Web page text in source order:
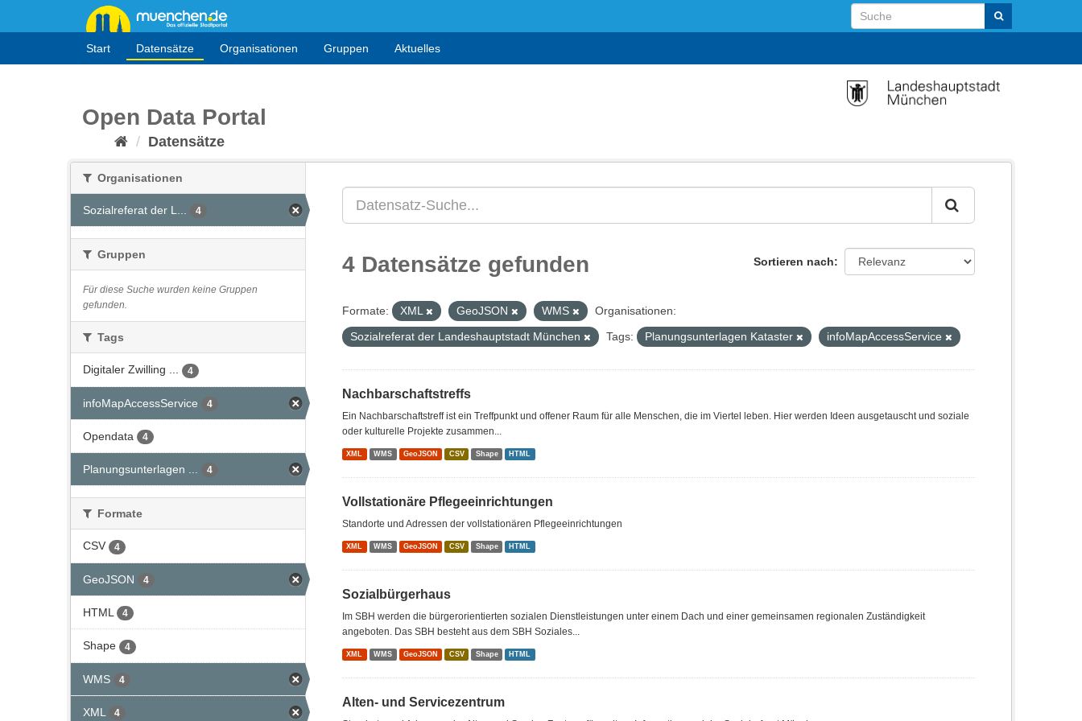
Start Datensätze Organisationen Gruppen Aktuelles
Open Data Portal
Datensätze
Organisationen
Sozialreferat der L... 4
Gruppen
Für diese Suche wurden keine Gruppen
gefunden.
Tags
Digitaler Zwilling ... 4
infoMapAccessService 4
Opendata 4
Planungsunterlagen ... 4
Formate
CSV 4
GeoJSON 4
HTML 4
Shape 4
WMS 4
XML 4
Sortieren nach
4 Datensätze gefunden
Formate: XML GeoJSON WMS
Organisationen:
Sozialreferat der Landeshauptstadt München
Tags: Planungsunterlagen Kataster infoMapAccessService
Nachbarschaftstreffs
Ein Nachbarschaftstreff ist ein Treffpunkt und offener Raum für alle Menschen, die im Viertel leben. Hier werden Ideen ausgetauscht und soziale
oder kulturelle Projekte zusammen...
XML WMS GeoJSON CSV Shape HTML
Vollstationäre Pflegeeinrichtungen
Standorte und Adressen der vollstationären Pflegeeinrichtungen
XML WMS GeoJSON CSV Shape HTML
Sozialbürgerhaus
Im SBH werden die bürgerorientierten sozialen Dienstleistungen unter einem Dach und einer gemeinsamen regionalen Zuständigkeit
angeboten. Das SBH besteht aus dem SBH Soziales...
XML WMS GeoJSON CSV Shape HTML
Alten- und Servicezentrum